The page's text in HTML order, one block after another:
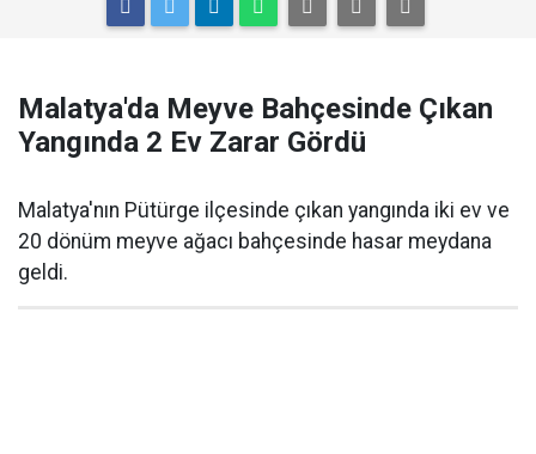
Malatya'da Meyve Bahçesinde Çıkan
Yangında 2 Ev Zarar Gördü
Malatya'nın Pütürge ilçesinde çıkan yangında iki ev ve
20 dönüm meyve ağacı bahçesinde hasar meydana
geldi.